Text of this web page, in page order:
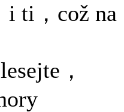
i ti，což na
，